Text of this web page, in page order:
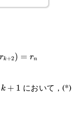
rk+2) = rn
k + 1 において，(*)